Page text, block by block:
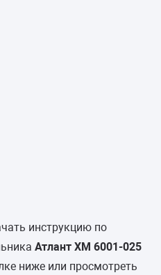
инструкцию по
Атлант ХМ 6001-025
ниже или просмотреть